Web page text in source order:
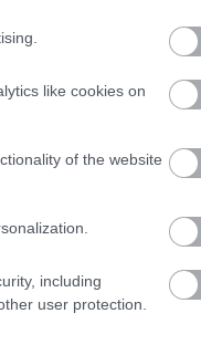
like cookies on
of the website
including
user protection.
vethető,
időszak
kétlaki
homokos